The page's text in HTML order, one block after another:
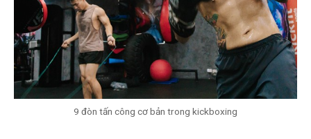
9 đòn tấn công cơ bản trong kickboxing